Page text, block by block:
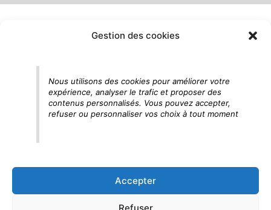
Gestion des cookies
Nous utilisons des cookies pour améliorer votre
expérience, analyser le trafic et proposer des
contenus personnalisés. Vous pouvez accepter,
refuser ou personnaliser vos choix à tout moment
Accepter
Refuser